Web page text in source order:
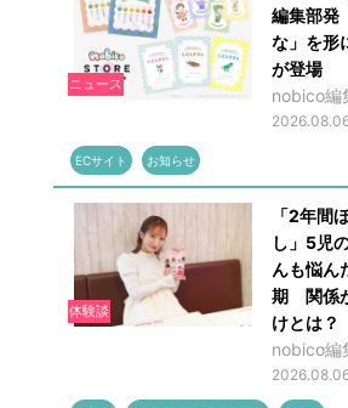
ニュース
編集部発
な」を形
が登場
nobico編
ECサイト お知らせ
体験談
「2年間
し」5児
んも悩ん
期 関係
けとは？
nobico編